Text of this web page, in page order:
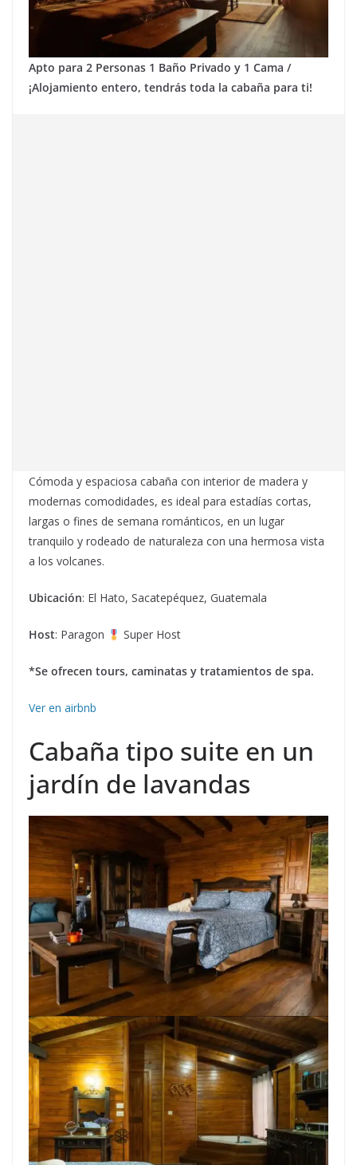
Apto para 2 Personas 1 Baño Privado y 1 Cama /
¡Alojamiento entero, tendrás toda la cabaña para ti!
Cómoda y espaciosa cabaña con interior de madera y
modernas comodidades, es ideal para estadías cortas,
largas o fines de semana románticos, en un lugar
tranquilo y rodeado de naturaleza con una hermosa vista
a los volcanes.
Ubicación: El Hato, Sacatepéquez, Guatemala
Host: Paragon Super Host
*Se ofrecen tours, caminatas y tratamientos de spa.
Ver en airbnb
Cabaña tipo suite en un
jardín de lavandas